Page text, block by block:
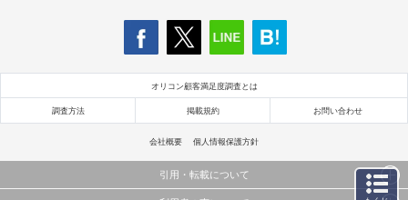
オリコン顧客満足度調査とは
調査方法 掲載規約 お問い合わせ
会社概要 個人情報保護方針
引用・転載について